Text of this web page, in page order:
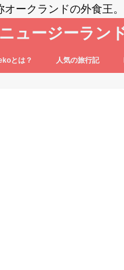
オークランドの外食王
ニュージーラン
とは？ 人気の旅行記